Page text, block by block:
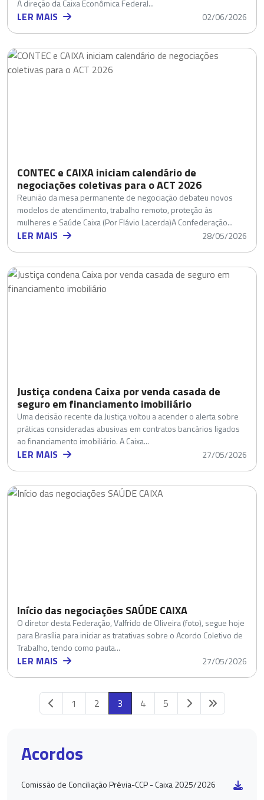
A direção da Caixa Econômica Federal...
LER MAIS 02/06/2026
CONTEC e CAIXA iniciam calendário de
negociações coletivas para o ACT 2026
Reunião da mesa permanente de negociação debateu novos
modelos de atendimento, trabalho remoto, proteção às
mulheres e Saúde Caixa (Por Flávio Lacerda)A Confederação...
LER MAIS 28/05/2026
Justiça condena Caixa por venda casada de
seguro em financiamento imobiliário
Uma decisão recente da Justiça voltou a acender o alerta sobre
práticas consideradas abusivas em contratos bancários ligados
ao financiamento imobiliário. A Caixa...
LER MAIS 27/05/2026
Início das negociações SAÚDE CAIXA
O diretor desta Federação, Valfrido de Oliveira (foto), segue hoje
para Brasília para iniciar as tratativas sobre o Acordo Coletivo de
Trabalho, tendo como pauta...
LER MAIS 27/05/2026
1 2 3 4 5
Acordos
Comissão de Conciliação Prévia-CCP - Caixa 2025/2026